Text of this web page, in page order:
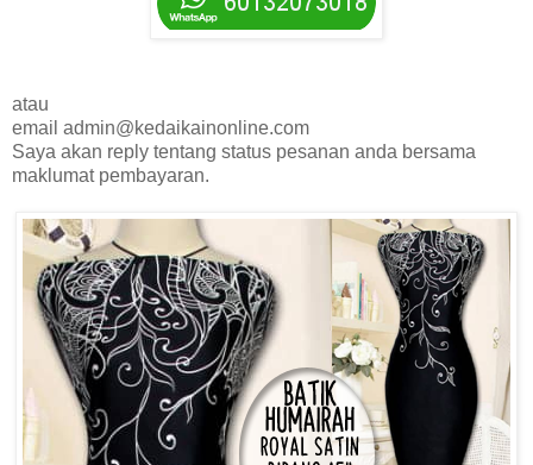
atau
email admin@kedaikainonline.com
Saya akan reply tentang status pesanan anda bersama
maklumat pembayaran.